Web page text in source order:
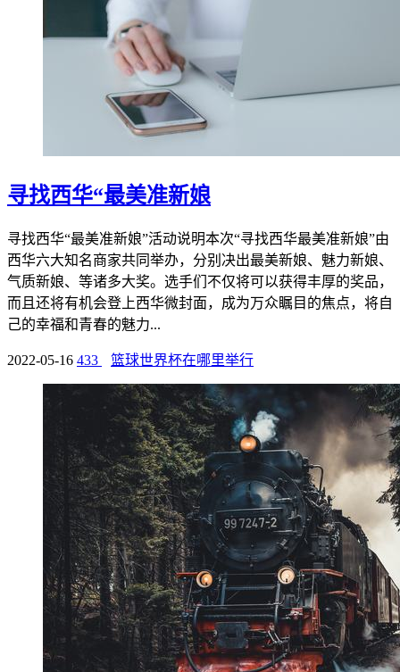
寻找西华“最美准新娘
寻找西华“最美准新娘”活动说明本次“寻找西华最美准新娘”由
西华六大知名商家共同举办，分别决出最美新娘、魅力新娘、
气质新娘、等诸多大奖。选手们不仅将可以获得丰厚的奖品，
而且还将有机会登上西华微封面，成为万众瞩目的焦点，将自
己的幸福和青春的魅力...
2022-05-16 433 篮球世界杯在哪里举行